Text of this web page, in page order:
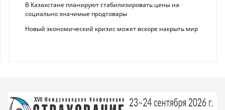
В Казахстане планируют стабилизировать цены на
социально значимые продтовары
Новый экономический кризис может вскоре накрыть мир